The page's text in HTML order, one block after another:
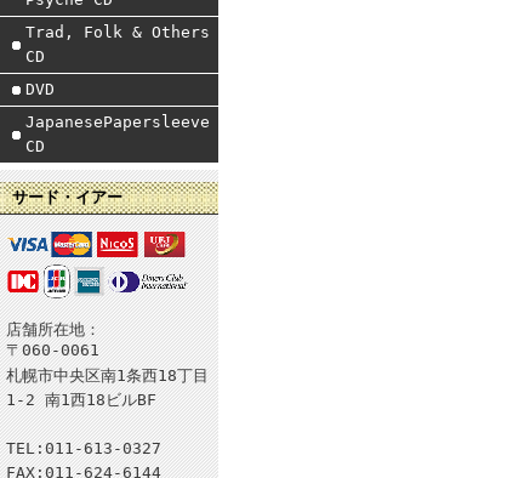
Trad, Folk & Others
CD
DVD
JapanesePapersleeve
CD
サード・イアー
店舗所在地：
〒060-0061
札幌市中央区南1条西18丁目
1-2 南1西18ビルBF
TEL:011-613-0327
FAX:011-624-6144